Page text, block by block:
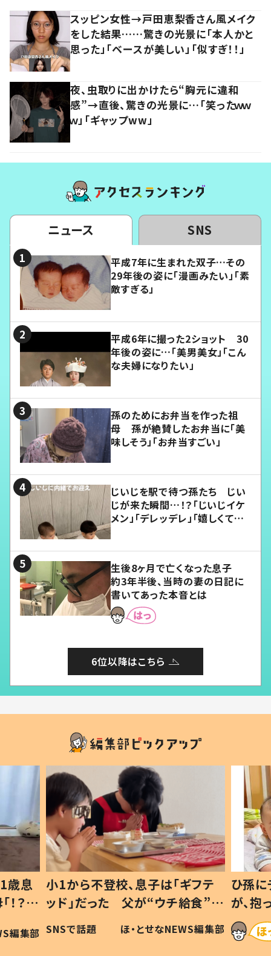
スッピン女性→戸田恵梨香さん風メイク
をした結果……驚きの光景に「本人かと
思った」「ベースが美しい」「似すぎ！！」
夜、虫取りに出かけたら“胸元に違和
感”→直後、驚きの光景に…「笑ったｗｗ
ｗ」「ギャップww」
ニュース SNS
平成7年に生まれた双子…その
29年後の姿に「漫画みたい」「素
敵すぎる」
平成6年に撮った2ショット 30
年後の姿に…「美男美女」「こん
な夫婦になりたい」
孫のためにお弁当を作った祖
母 孫が絶賛したお弁当に「美
味しそう」「お弁当すごい」
じいじを駅で待つ孫たち じい
じが来た瞬間…！？「じいじイケ
メン」「デレッデレ」「嬉しくて可
生後8ヶ月で亡くなった息子
約3年半後、当時の妻の日記に
書いてあった本音とは
6位以降はこちら
歳息
？」
編集部
小1から不登校、息子は「ギフテ
ッド」だった 父が“ウチ給食”を
作り続ける理由とは #令和の親
#令和の子
SNSで話題 ほ・とせなNEWS編集部
ひ孫
が、
「涙が
い」